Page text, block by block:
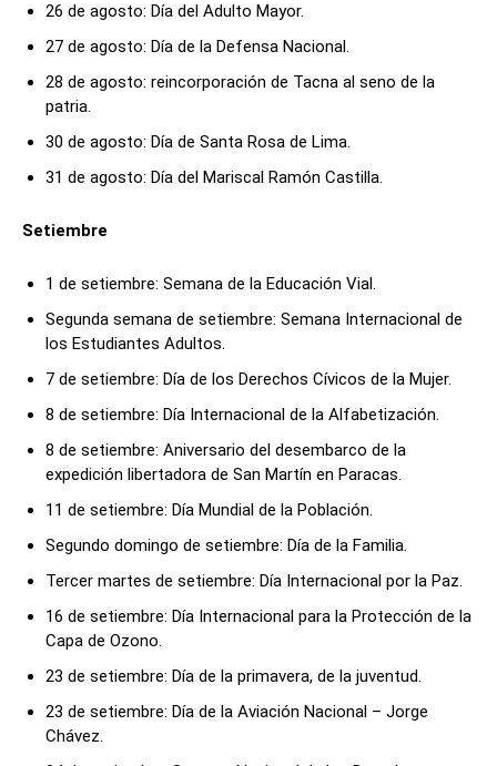
26 de agosto: Día del Adulto Mayor.
27 de agosto: Día de la Defensa Nacional.
28 de agosto: reincorporación de Tacna al seno de la
patria.
30 de agosto: Día de Santa Rosa de Lima.
31 de agosto: Día del Mariscal Ramón Castilla.
Setiembre
1 de setiembre: Semana de la Educación Vial.
Segunda semana de setiembre: Semana Internacional de
los Estudiantes Adultos.
7 de setiembre: Día de los Derechos Cívicos de la Mujer.
8 de setiembre: Día Internacional de la Alfabetización.
8 de setiembre: Aniversario del desembarco de la
expedición libertadora de San Martín en Paracas.
11 de setiembre: Día Mundial de la Población.
Segundo domingo de setiembre: Día de la Familia.
Tercer martes de setiembre: Día Internacional por la Paz.
16 de setiembre: Día Internacional para la Protección de la
Capa de Ozono.
23 de setiembre: Día de la primavera, de la juventud.
23 de setiembre: Día de la Aviación Nacional – Jorge
Chávez.